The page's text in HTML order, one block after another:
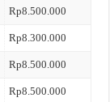
Rp8.500.000
Rp8.300.000
Rp8.500.000
Rp8.500.000